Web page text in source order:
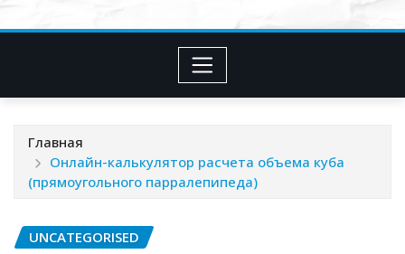
Главная
Онлайн-калькулятор расчета объема куба
(прямоугольного парралепипеда)
UNCATEGORISED